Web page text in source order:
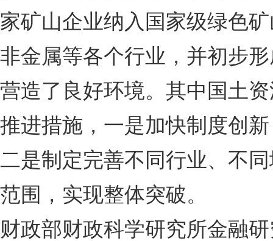
家矿山企业纳入国家级绿色
非金属等各个行业，并初步
营造了良好环境。其中国土
推进措施，一是加快制度创
二是制定完善不同行业、不
范围，实现整体突破。
财政部财政科学研究所金融